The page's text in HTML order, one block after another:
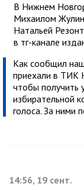
В Нижнем
Михаилом
Натальей
в тг-канале
Как сообщил
приехали в ТИК
чтобы получить
избирательной
голоса. За ними
14:56, 19 сент.